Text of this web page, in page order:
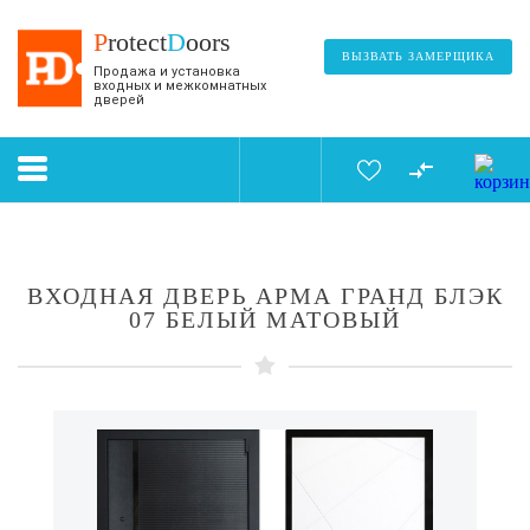
ProtectDoors
Продажа и установка
входных и межкомнатных
дверей
ВЫЗВАТЬ ЗАМЕРЩИКА
ВХОДНАЯ ДВЕРЬ АРМА ГРАНД БЛЭК
07 БЕЛЫЙ МАТОВЫЙ